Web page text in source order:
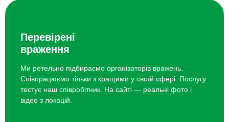
Перевірені
враження
Ми ретельно підбираємо організаторів вражень.
Співпрацюємо тільки з кращими у своїй сфері. Послугу
тестує наш співробітник. На сайті — реальні фото і
відео з локацій.